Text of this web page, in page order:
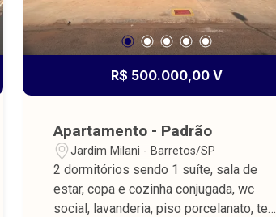
R$ 500.000,00 V
Apartamento - Padrão
Jardim Milani - Barretos/SP
2 dormitórios sendo 1 suíte, sala de
estar, copa e cozinha conjugada, wc
social, lavanderia, piso porcelanato, teto